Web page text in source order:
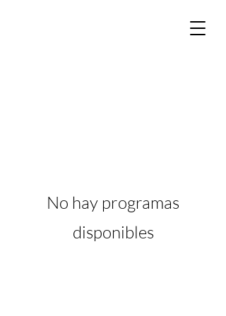
No hay programas
disponibles